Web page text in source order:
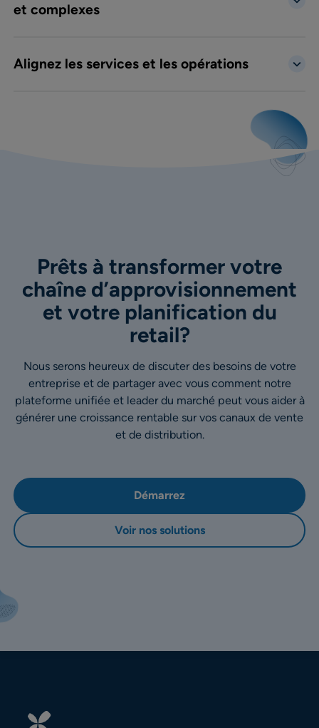
et complexes
Alignez les services et les opérations
Prêts à transformer votre
chaîne d’approvisionnement
et votre planification du
retail?
Nous serons heureux de discuter des besoins de votre
entreprise et de partager avec vous comment notre
plateforme unifiée et leader du marché peut vous aider à
générer une croissance rentable sur vos canaux de vente
et de distribution.
Démarrez
Voir nos solutions